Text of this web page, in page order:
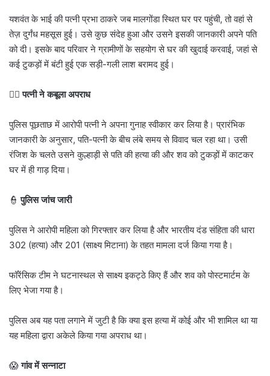
यशवंत के भाई की पत्नी प्रभा ठाकरे जब मालगोंडा स्थित घर पर पहुंची, तो वहां से
तेज़ दुर्गंध महसूस हुई। उसे कुछ संदेह हुआ और उसने इसकी जानकारी अपने पति
को दी। इसके बाद परिवार ने ग्रामीणों के सहयोग से घर की खुदाई करवाई, जहां से
कई टुकड़ों में बंटी हुई एक सड़ी-गली लाश बरामद हुई।
🧍‍♀️ पत्नी ने कबूला अपराध
पुलिस पूछताछ में आरोपी पत्नी ने अपना गुनाह स्वीकार कर लिया है। प्रारंभिक
जानकारी के अनुसार, पति-पत्नी के बीच लंबे समय से विवाद चल रहा था। उसी
रंजिश के चलते उसने कुल्हाड़ी से पति की हत्या की और शव को टुकड़ों में काटकर
घर में ही गाड़ दिया।
👮पुलिस जांच जारी
पुलिस ने आरोपी महिला को गिरफ्तार कर लिया है और भारतीय दंड संहिता की धारा
302 (हत्या) और 201 (साक्ष्य मिटाना) के तहत मामला दर्ज किया गया है।
फॉरेंसिक टीम ने घटनास्थल से साक्ष्य इकट्ठे किए हैं और शव को पोस्टमार्टम के
लिए भेजा गया है।
पुलिस अब यह पता लगाने में जुटी है कि क्या इस हत्या में कोई और भी शामिल था या
यह महिला द्वारा अकेले किया गया अपराध था।
😱गांव में सन्नाटा